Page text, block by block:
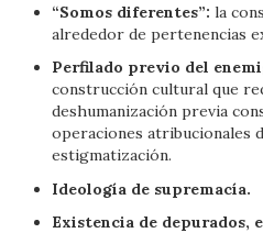
“Somos diferentes”: la
alrededor de pertenencias
Perfilado previo del
construcción cultural que
deshumanización previa
operaciones atribucionales
estigmatización.
Ideología de supremacía.
Existencia de depurados,